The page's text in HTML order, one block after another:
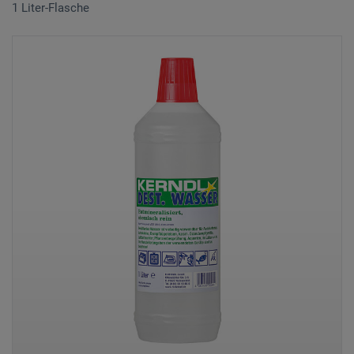
1 Liter-Flasche